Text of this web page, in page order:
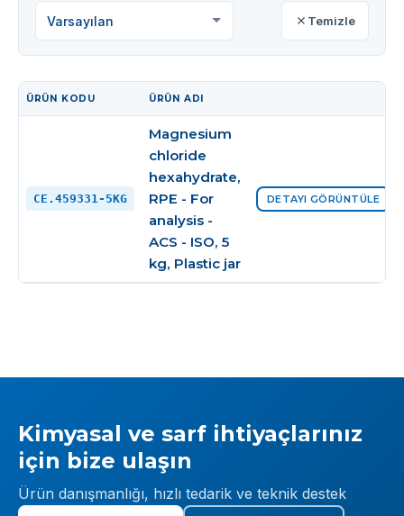
Temizle
ÜRÜN KODU ÜRÜN ADI
CE.459331-5KG
Magnesium
chloride
hexahydrate,
RPE - For
analysis -
ACS - ISO, 5
kg, Plastic jar
DETAYI GÖRÜNTÜLE
Kimyasal ve sarf ihtiyaçlarınız
için bize ulaşın
Ürün danışmanlığı, hızlı tedarik ve teknik destek